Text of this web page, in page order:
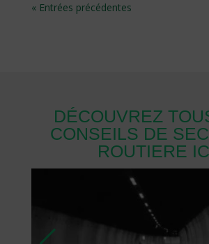
« Entrées précédentes
DÉCOUVREZ
CONSEILS DE
ROUTIERE